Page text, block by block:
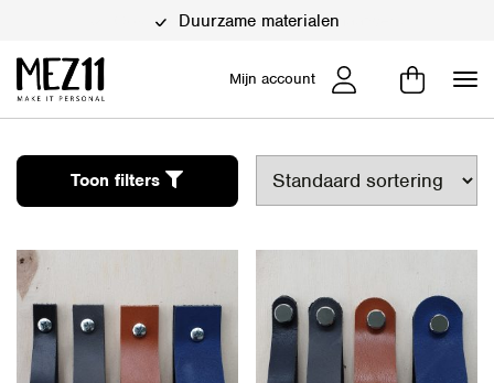
Duurzame materialen
Mijn account
Toon filters